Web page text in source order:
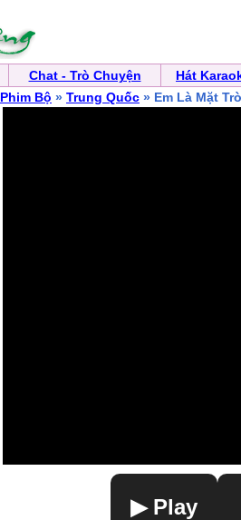
Chat - Trò Chuyện Hát
Phim Bộ » Trung Quốc » Em Là Mặt
▶ Play